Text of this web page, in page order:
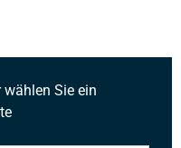
wählen Sie ein